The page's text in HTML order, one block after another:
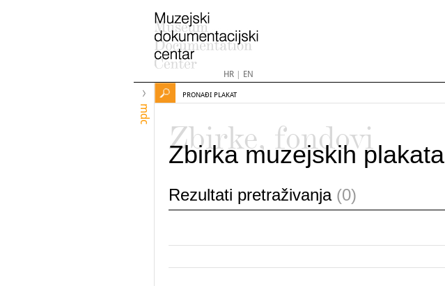
HR| EN
mdc
PRONAĐI PLAKAT
Zbirke, fondovi
Zbirka muzejskih plakata
Rezultati pretraživanja (0)